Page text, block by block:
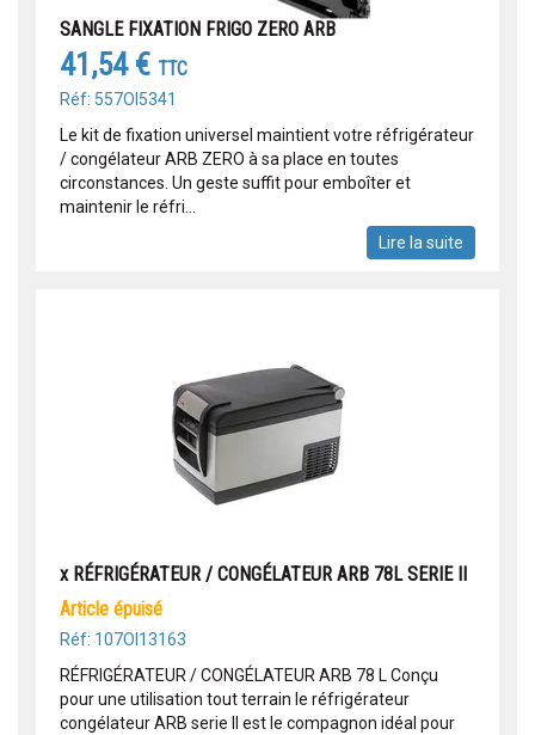
SANGLE FIXATION FRIGO ZERO ARB
41,54 € TTC
Réf: 557OI5341
Le kit de fixation universel maintient votre réfrigérateur
/ congélateur ARB ZERO à sa place en toutes
circonstances. Un geste suffit pour emboîter et
maintenir le réfri...
Lire la suite
x RÉFRIGÉRATEUR / CONGÉLATEUR ARB 78L SERIE II
article épuisé
Réf: 107OI13163
RÉFRIGÉRATEUR / CONGÉLATEUR ARB 78 L Conçu
pour une utilisation tout terrain le réfrigérateur
congélateur ARB serie II est le compagnon idéal pour